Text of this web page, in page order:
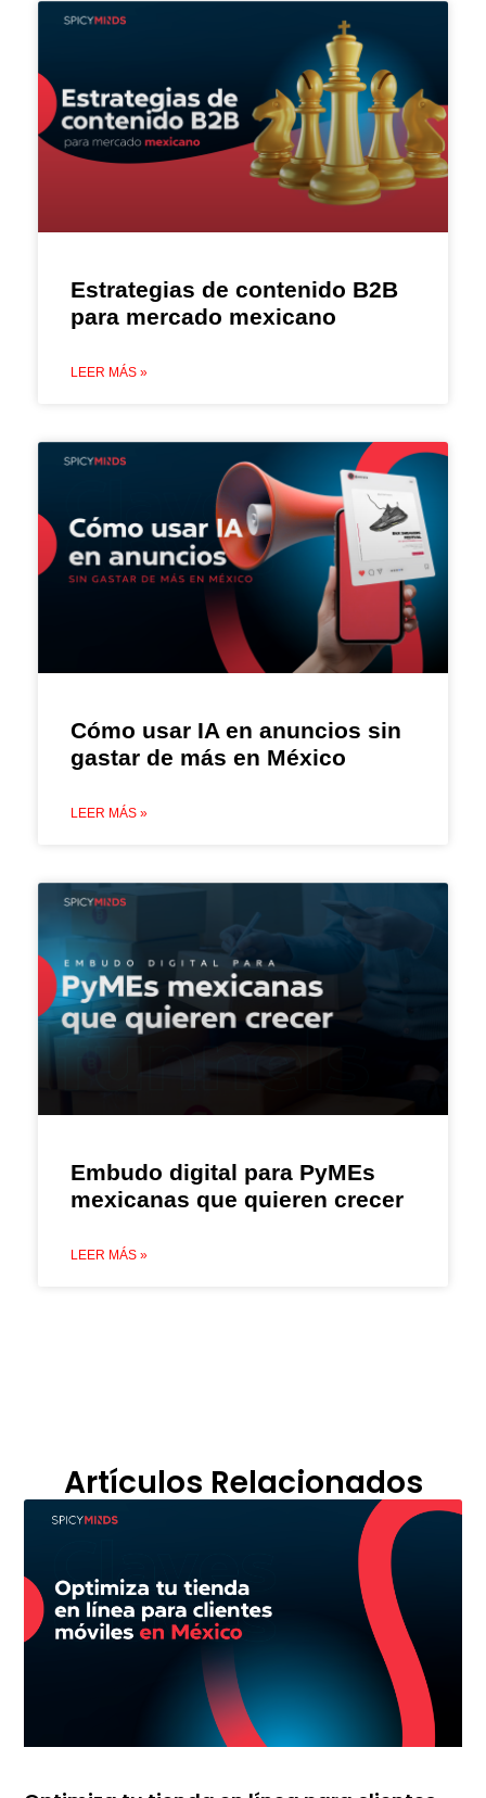
Estrategias de contenido B2B
para mercado mexicano
LEER MÁS »
Cómo usar IA en anuncios sin
gastar de más en México
LEER MÁS »
Embudo digital para PyMEs
mexicanas que quieren crecer
LEER MÁS »
Artículos Relacionados